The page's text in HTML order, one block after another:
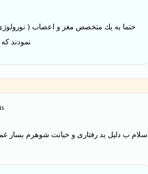
حتما به يك متخصص مغز و اعصاب (
نمودند
سلام ب دلیل بد رفتاری و خیانت شوهرم بسار